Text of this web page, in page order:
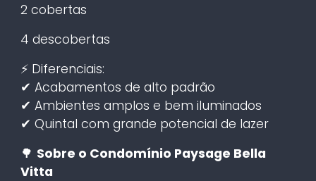
2 cobertas
4 descobertas
⚡ Diferenciais:
✔ Acabamentos de alto padrão
✔ Ambientes amplos e bem iluminados
✔ Quintal com grande potencial de lazer
🌳 Sobre o Condomínio Paysage Bella
Vitta